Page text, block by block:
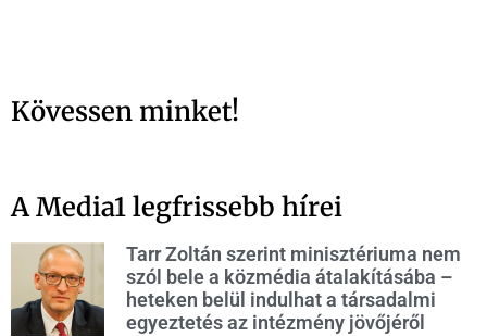
Kövessen minket!
A Media1 legfrissebb hírei
Tarr Zoltán szerint minisztériuma nem
szól bele a közmédia átalakításába –
heteken belül indulhat a társadalmi
egyeztetés az intézmény jövőjéről